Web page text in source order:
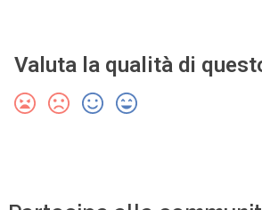
Valuta la qualità di